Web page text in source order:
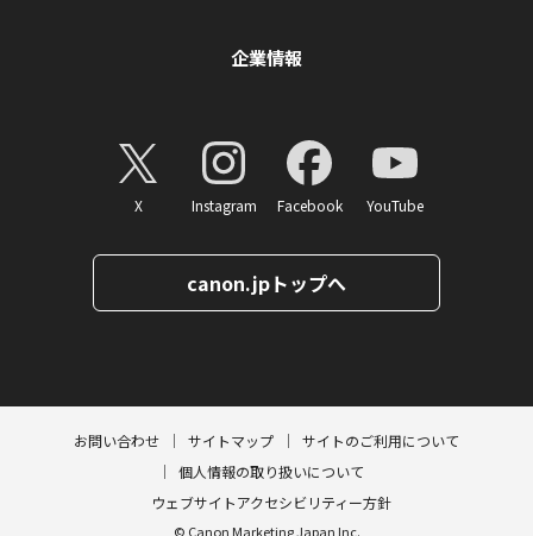
企業情報
X Instagram Facebook YouTube
canon.jpトップへ
お問い合わせ サイトマップ
サイトのご利用について
個人情報の取り扱いについて
ウェブサイトアクセシビリティー方針
© Canon Marketing Japan Inc.